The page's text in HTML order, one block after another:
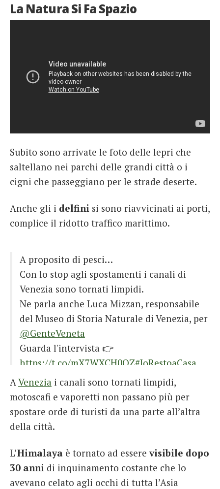
La Natura Si Fa Spazio
Subito sono arrivate le foto delle lepri che
saltellano nei parchi delle grandi città o i
cigni che passeggiano per le strade deserte.
Anche gli i delfini si sono riavvicinati ai porti,
complice il ridotto traffico marittimo.
A proposito di pesci…
Con lo stop agli spostamenti i canali di
Venezia sono tornati limpidi.
Ne parla anche Luca Mizzan, responsabile
del Museo di Storia Naturale di Venezia, per
@GenteVeneta
Guarda l'intervista 👉
https://t.co/mX7WXCH0OZ#IoRestoaCasa
con
#MUVE
@MsnVenezia
pic.twitter.com/fo3WvJh92m
— MUSEI DI VENEZIA (@visitmuve_it)April
1, 2020
AVenezia i canali sono tornati limpidi,
motoscafi e vaporetti non passano più per
spostare orde di turisti da una parte all’altra
della città.
L’Himalaya è tornato ad esserevisibile dopo
30 anni di inquinamento costante che lo
avevano celato agli occhi di tutta l’Asia